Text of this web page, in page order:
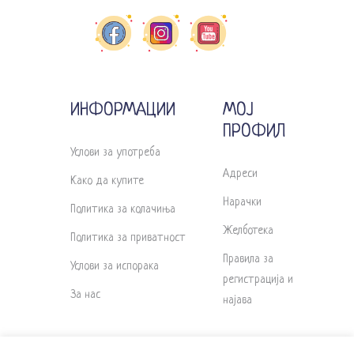
ИНФОРМАЦИИ
Услови за употреба
Како да купите
Политика за колачиња
Политика за приватност
Услови за испорака
За нас
МОЈ
ПРОФИЛ
Адреси
Нарачки
Желботека
Правила за
регистрација и
најава